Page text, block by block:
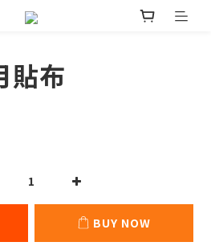
貼布
BUY NOW